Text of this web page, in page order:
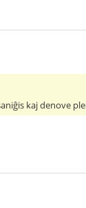
kaj denove